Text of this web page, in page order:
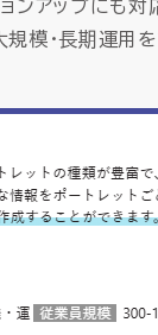
アップにも対
模・長期運用